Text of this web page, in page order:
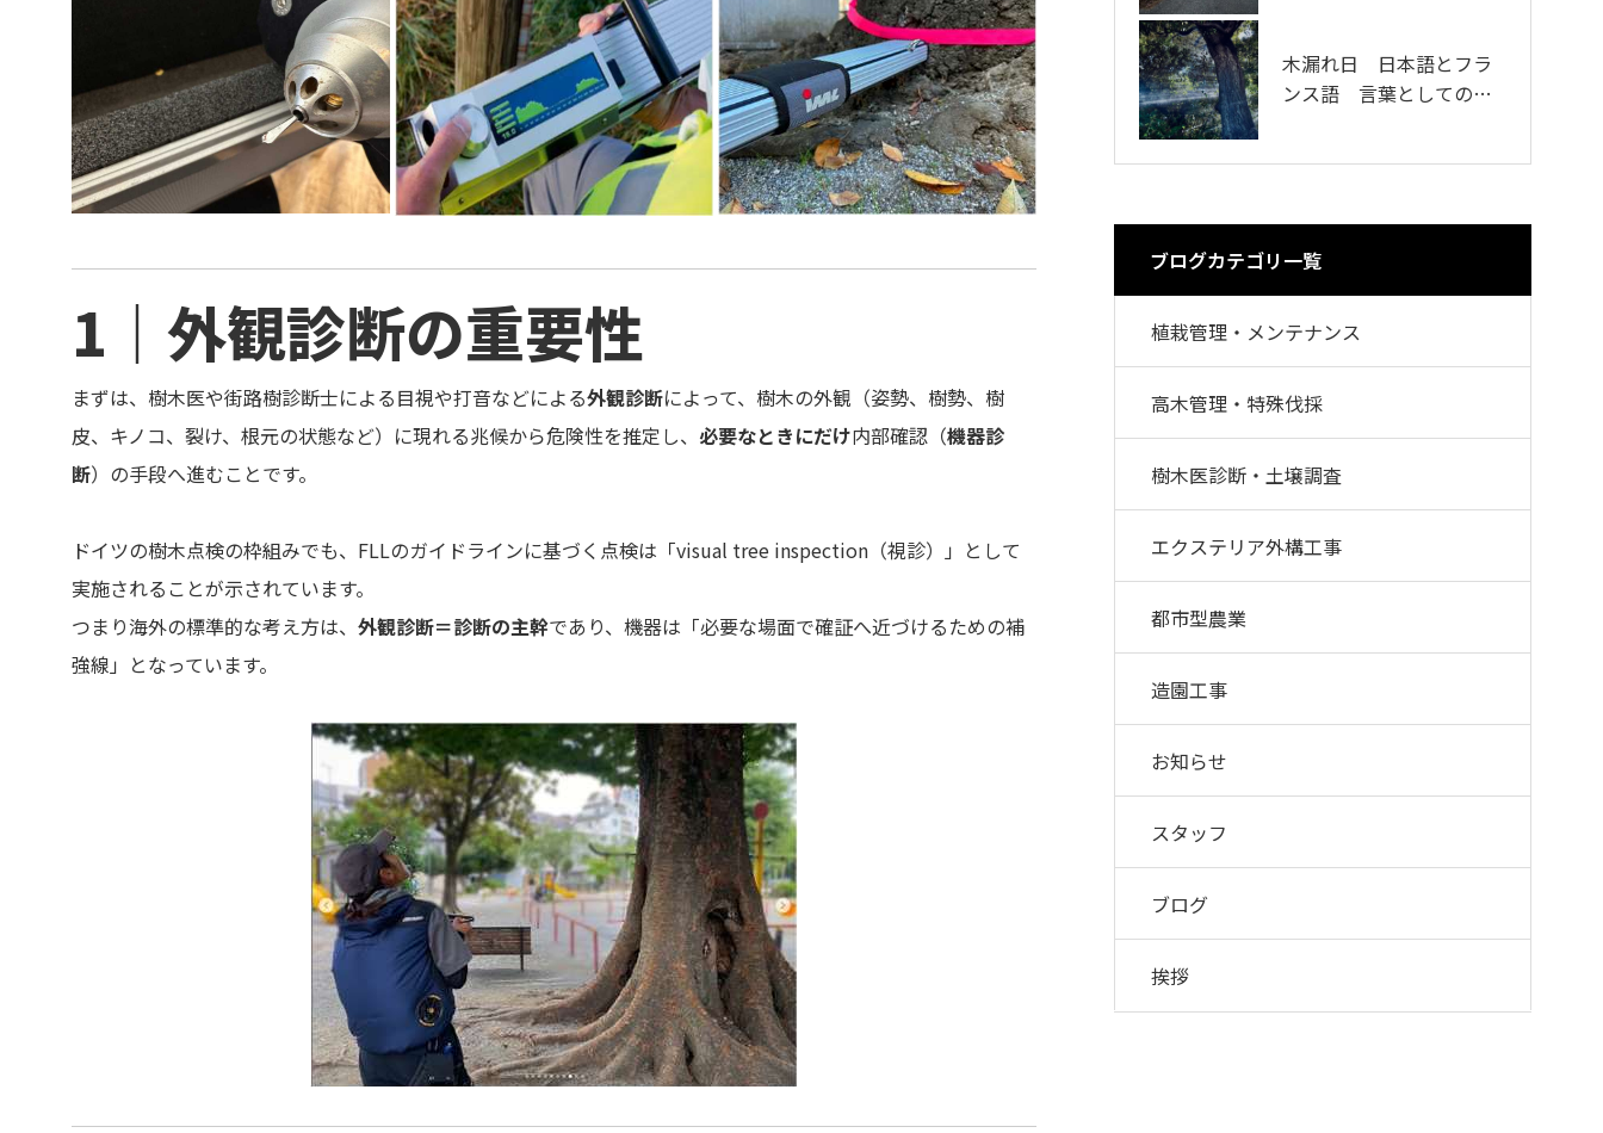
1｜外観診断の重要性
まずは、樹木医や街路樹診断士による目視や打音などによる外観診断によって、樹木の外観（姿勢、樹勢、樹
皮、キノコ、裂け、根元の状態など）に現れる兆候から危険性を推定し、 必要なときにだけ内部確認（機器診
断）の手段へ進むことです。
ドイツの樹木点検の枠組みでも、FLLのガイドラインに基づく点検は「visual tree inspection（視診）」として
実施されることが示されています。
つまり海外の標準的な考え方は、 外観診断＝診断の主幹であり、機器は「必要な場面で確証へ近づけるための補
強線」となっています。
木漏れ日 日本語とフラ
ンス語 言葉としての表
資本金 増資のお知らせ
ブログカテゴリ一覧
植栽管理・メンテナンス
高木管理・特殊伐採
樹木医診断・土壌調査
エクステリア外構工事
都市型農業
造園工事
お知らせ
スタッフ
ブログ
挨拶